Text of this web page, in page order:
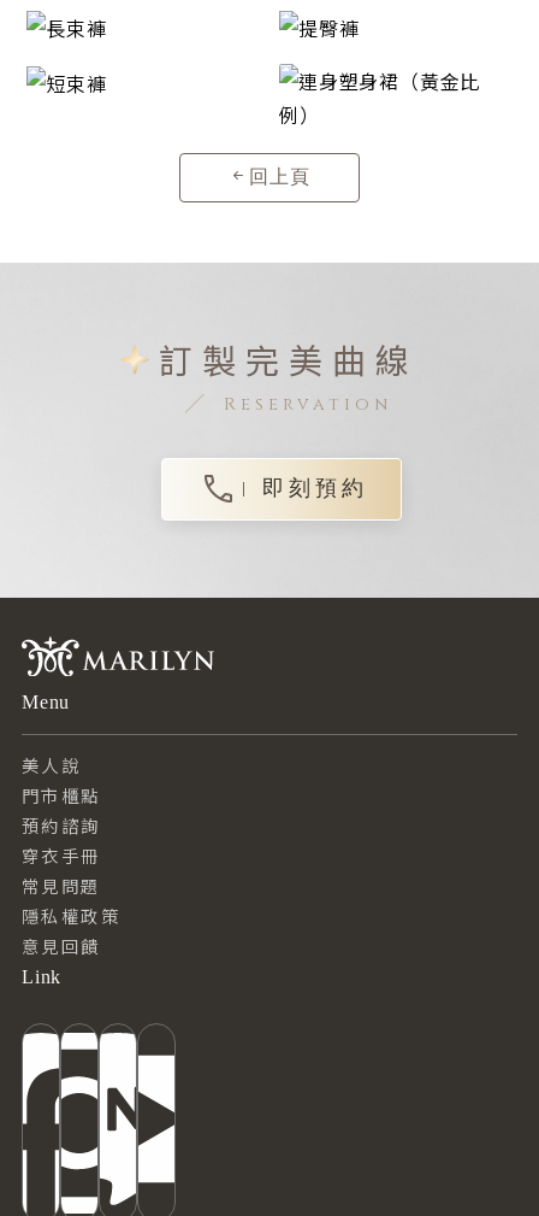
回上頁
訂製完美曲線
Reservation
即刻預約
Menu
美人說
門市櫃點
預約諮詢
穿衣手冊
常見問題
隱私權政策
意見回饋
Link